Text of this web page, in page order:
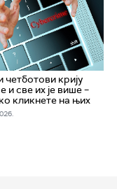
четботови крију
и све их је више –
кликнете на њих